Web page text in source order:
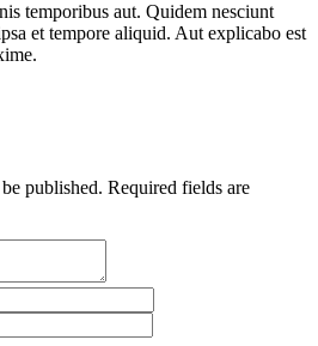
temporibus aut. Quidem nesciunt
et tempore aliquid. Aut explicabo est
published. Required fields are